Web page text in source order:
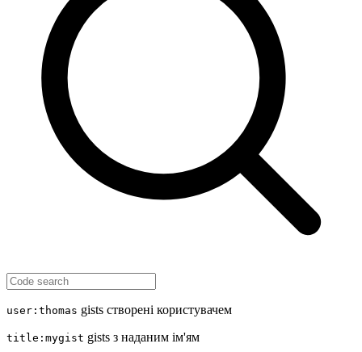
user:thomas gists створені користувачем
title:mygist gists з наданим ім'ям